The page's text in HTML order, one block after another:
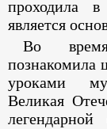
проходила
является
Во время
познакомила
уроками
Великая